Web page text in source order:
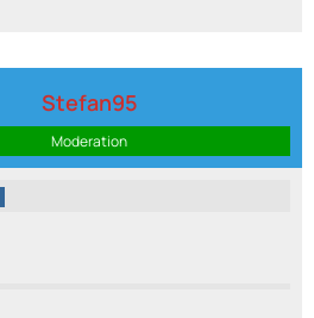
Stefan95
Moderation